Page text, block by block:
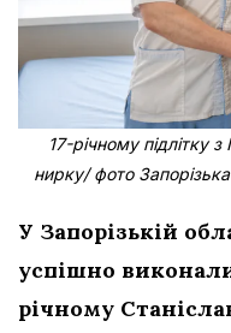
17-річному підлітку
нирку/ фото
У Запорізькій
успішно
річному